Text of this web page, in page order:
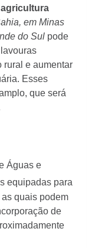
agricultura
em Minas
do Sul pode
rural e aumentar
Esses
que será
Águas e
equipadas para
quais podem
de